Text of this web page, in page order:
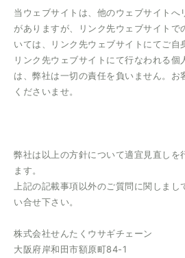
当ウェブサイトは、他のウェブサイトへ
がありますが、リンク先ウェブサイトで
いては、リンク先ウェブサイトにてご自
リンク先ウェブサイトにて行なわれる個
は、弊社は一切の責任を負いません。お
くださいませ。
弊社は以上の方針について適宜見直しを
ます。
上記の記載事項以外のご質問に関しま
い合せ下さい。
株式会社せんたくウサギチェーン
大阪府岸和田市額原町84-1